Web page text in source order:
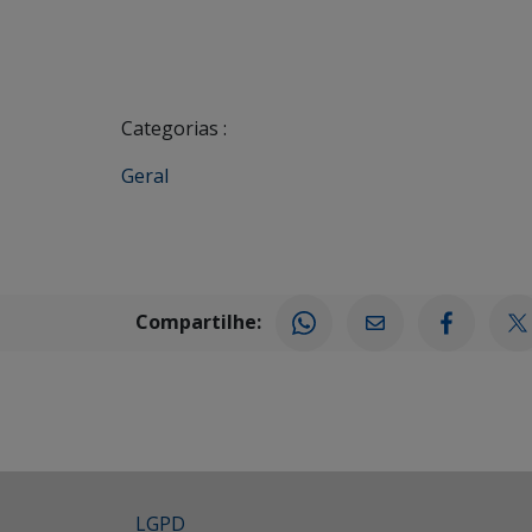
Categorias :
Geral
Compartilhe:
LGPD